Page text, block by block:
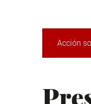
Acción